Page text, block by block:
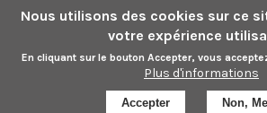
Nous utilisons des cookies sur ce
votre expérience
En cliquant sur le bouton Accepter, vous
Plus d'informations
Accepter Non,
Aller
au
principal